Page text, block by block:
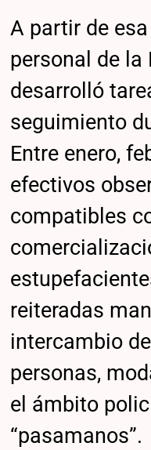
A partir de
personal de la
desarrolló
seguimiento
Entre enero,
efectivos
compatibles
reiteradas
intercambio
personas,
el ámbito
“pasamanos”.